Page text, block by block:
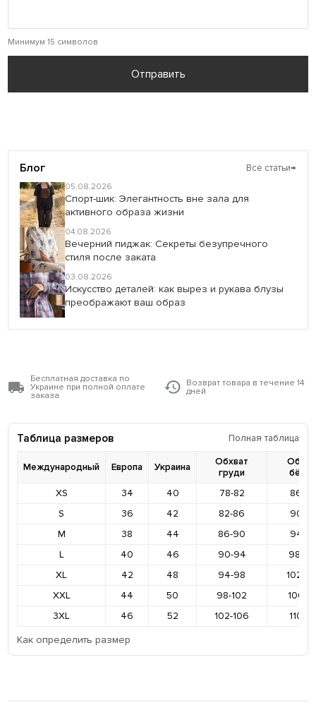
Минимум 15 символов
Отправить
Блог Все статьи→
05.08.2026
Спорт-шик: Элегантность вне зала для
активного образа жизни
04.08.2026
Вечерний пиджак: Секреты безупречного
стиля после заката
03.08.2026
Искусство деталей: как вырез и рукава блузы
преображают ваш образ
Бесплатная доставка по
Украине при полной оплате
заказа
Возврат товара в течение 14
дней
Таблица размеров Полная таблица
Международный Европа Украина
Обхват
груди
XS
34 40 78-82
86-
S
36 42 82-86
90-
M
38 44 86-90
94-
L
40 46 90-94
98-
XL
42 48 94-98
102-
XXL
44 50 98-102
106-
3XL
46 52 102-106
110-
Как определить размер